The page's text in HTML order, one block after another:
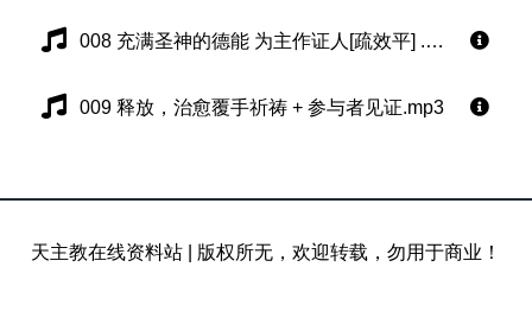
008 充满圣神的德能 为主作证人[疏效平] .mp3
009 释放，治愈覆手祈祷 + 参与者见证.mp3
天主教在线资料站 版权所无，欢迎转载，勿用于商业！